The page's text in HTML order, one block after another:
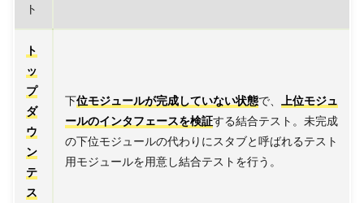
ト
ト
ッ
プ
ダ
ウ
ン
テ
ス
下位モジュールが完成していない状態で、 上位モジュ
ールのインタフェースを検証する結合テスト。未完成
の下位モジュールの代わりにスタブと呼ばれるテスト
用モジュールを用意し結合テストを行う。